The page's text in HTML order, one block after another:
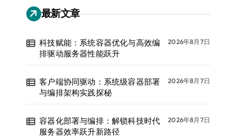
最新文章
科技赋能：系统容器优化与高效编
排驱动服务器性能跃升
2026年8月7日
客户端协同驱动：系统级容器部署
与编排架构实践探秘
2026年8月7日
容器化部署与编排：解锁科技时代
服务器效率跃升新路径
2026年8月7日